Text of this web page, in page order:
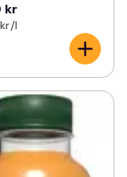
kr
/l